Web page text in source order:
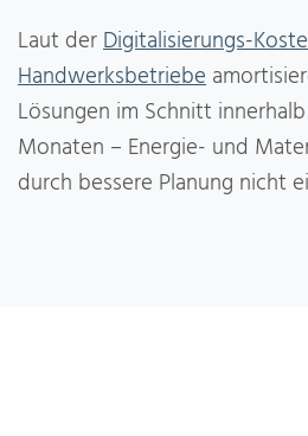
Laut derDigitalisierungs-
Handwerksbetriebe
Lösungen im Schnitt
Monaten – Energie- und
durch bessere Planung nicht